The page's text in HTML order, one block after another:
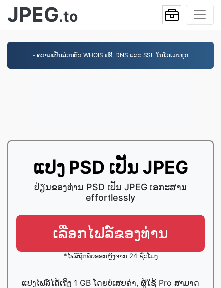
JPEG.to
- ຄວາມເປັນສ່ວນຕົວ WHOIS ຟຣີ, DNS ແລະ SSL ໃນໂດເມນທຸກ.
ແປງ PSD ເປັນ JPEG
ປ່ຽນຂອງທ່ານ PSD ເປັນ JPEG ເອ​ກະ​ສານ
effortlessly
ເລືອກໄຟລ໌ຂອງທ່ານ
*ໄຟລ໌ຖືກລຶບອອກຫຼັງຈາກ 24 ຊົ່ວໂມງ
ແປງໄຟລ໌ໄດ້ເຖິງ 1 GB ໂດຍບໍ່ເສຍຄ່າ, ຜູ້ໃຊ້ Pro ສາມາດ